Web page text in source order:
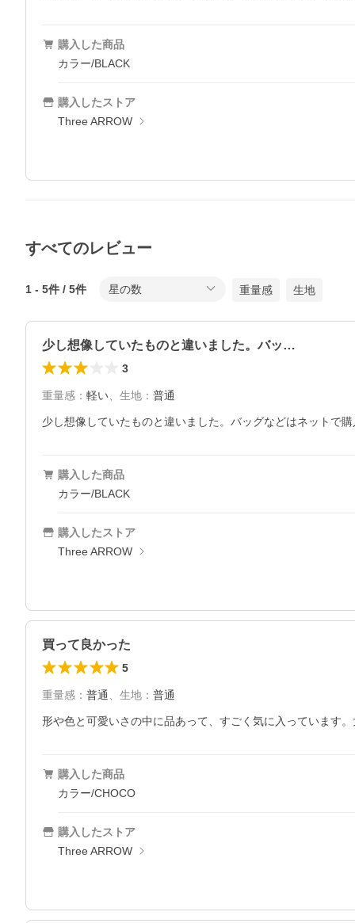
購入した商品
カラー/BLACK
購入したストア
Three ARROW
すべてのレビュー
1 - 5件 / 5件 星の数 重量感 生地
少し想像していたものと違いました。バッ…
3
重量感 ： 軽い、 生地 ： 普通
少し想像していたものと違いました。バッグなどはネットで
購入した商品
カラー/BLACK
購入したストア
Three ARROW
買って良かった
5
重量感 ： 普通 、 生地 ： 普通
形や色と可愛いさの中に品あって、すごく気に入っています
購入した商品
カラー/CHOCO
購入したストア
Three ARROW